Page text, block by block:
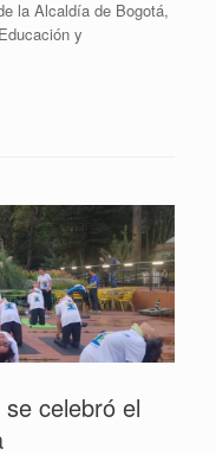
la Alcaldía de Bogotá,
y
celebró el